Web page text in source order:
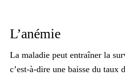
L’anémie
La maladie peut entraîner la
c’est-à-dire une baisse du taux